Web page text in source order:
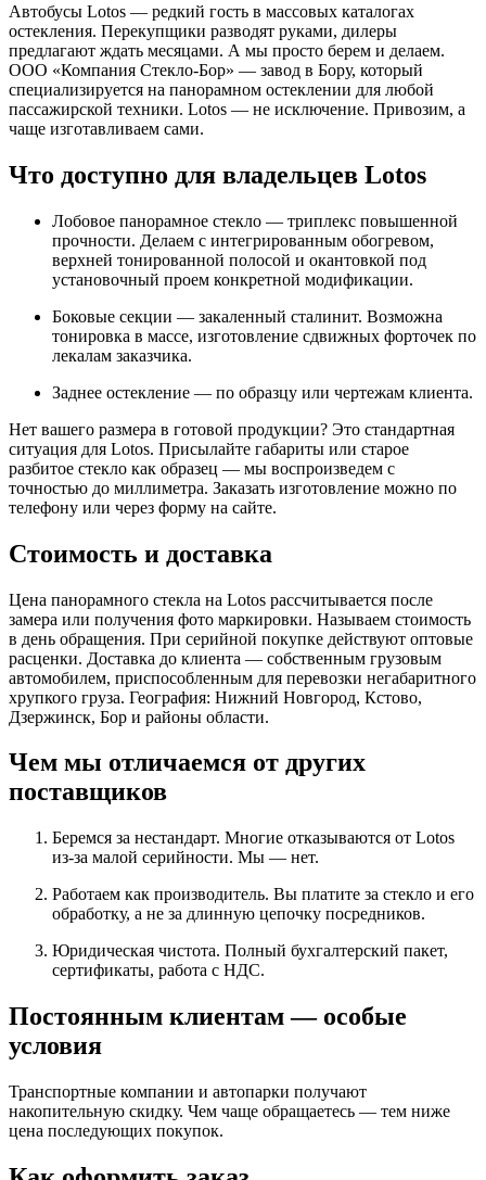
Автобусы Lotos — редкий гость в массовых каталогах
остекления. Перекупщики разводят руками, дилеры
предлагают ждать месяцами. А мы просто берем и делаем.
ООО «Компания Стекло-Бор» — завод в Бору, который
специализируется на панорамном остеклении для любой
пассажирской техники. Lotos — не исключение. Привозим, а
чаще изготавливаем сами.
Что доступно для владельцев Lotos
Лобовое панорамное стекло — триплекс повышенной
прочности. Делаем с интегрированным обогревом,
верхней тонированной полосой и окантовкой под
установочный проем конкретной модификации.
Боковые секции — закаленный сталинит. Возможна
тонировка в массе, изготовление сдвижных форточек по
лекалам заказчика.
Заднее остекление — по образцу или чертежам клиента.
Нет вашего размера в готовой продукции? Это стандартная
ситуация для Lotos. Присылайте габариты или старое
разбитое стекло как образец — мы воспроизведем с
точностью до миллиметра. Заказать изготовление можно по
телефону или через форму на сайте.
Стоимость и доставка
Цена панорамного стекла на Lotos рассчитывается после
замера или получения фото маркировки. Называем стоимость
в день обращения. При серийной покупке действуют оптовые
расценки. Доставка до клиента — собственным грузовым
автомобилем, приспособленным для перевозки негабаритного
хрупкого груза. География: Нижний Новгород, Кстово,
Дзержинск, Бор и районы области.
Чем мы отличаемся от других
поставщиков
Беремся за нестандарт. Многие отказываются от Lotos
из-за малой серийности. Мы — нет.
Работаем как производитель. Вы платите за стекло и его
обработку, а не за длинную цепочку посредников.
Юридическая чистота. Полный бухгалтерский пакет,
сертификаты, работа с НДС.
Постоянным клиентам — особые
условия
Транспортные компании и автопарки получают
накопительную скидку. Чем чаще обращаетесь — тем ниже
цена последующих покупок.